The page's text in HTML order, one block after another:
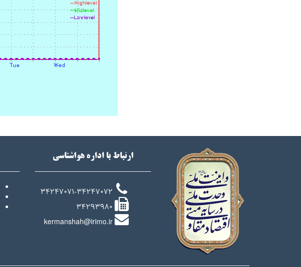
ارتباط با اداره هواشناسی
34247071-34247072
34293980
kermanshah@irimo.ir